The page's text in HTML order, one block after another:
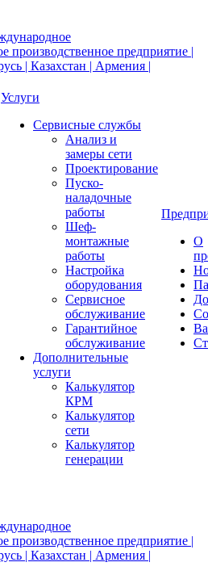
Услуги
Сервисные службы
Анализ и
замеры сети
Проектирование
Пуско-
наладочные
работы
Шеф-
монтажные
работы
Настройка
оборудования
Сервисное
обслуживание
Гарантийное
обслуживание
Дополнительные
услуги
Калькулятор
КРМ
Калькулятор
сети
Калькулятор
генерации
О